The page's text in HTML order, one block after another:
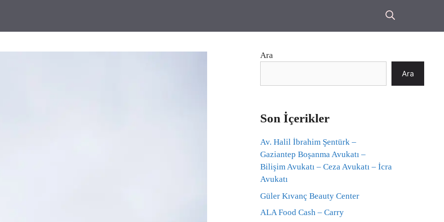
Ara
Ara
Son İçerikler
Av. Halil İbrahim Şentürk –
Gaziantep Boşanma Avukatı –
Bilişim Avukatı – Ceza Avukatı – İcra
Avukatı
Güler Kıvanç Beauty Center
ALA Food Cash – Carry